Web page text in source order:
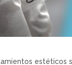
estéticos